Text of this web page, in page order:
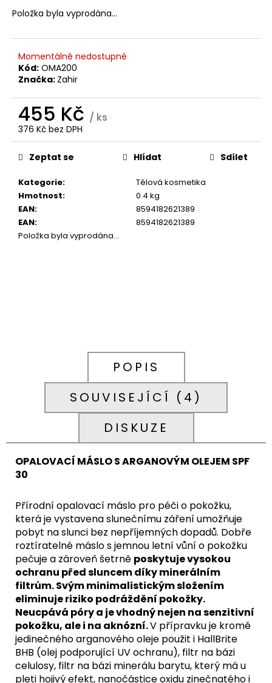
Položka byla vyprodána…
Momentálně nedostupné
Kód: OMA200
Značka: Zahir
455 Kč / ks
376 Kč bez DPH
Měrná
cena:
Kategorie:
Tělová kosmetika
Hmotnost:
0.4 kg
EAN:
8594182621389
EAN:
8594182621389
Položka byla vyprodána…
Zeptat se Hlídat Sdílet
POPIS
SOUVISEJÍCÍ (4)
DISKUZE
OPALOVACÍ MÁSLO S ARGANOVÝM OLEJEM SPF
30
Přírodní opalovací máslo pro péči o pokožku,
která je vystavena slunečnímu záření umožňuje
pobyt na slunci bez nepříjemných dopadů. Dobře
roztíratelné máslo s jemnou letní vůní o pokožku
pečuje a zároveň šetrně poskytuje vysokou
ochranu před sluncem díky minerálním
filtrům. Svým minimalistickým složením
eliminuje riziko podráždění pokožky.
Neucpává póry a je vhodný nejen na senzitivní
pokožku, ale i na aknózní.V přípravku je kromě
jedinečného arganového oleje použit i HallBrite
BHB (olej podporující UV ochranu), filtr na bázi
celulosy, filtr na bázi minerálu barytu, který má u
pleti hojivý efekt, nanočástice oxidu zinečnatého i
VLASY
149
Kč